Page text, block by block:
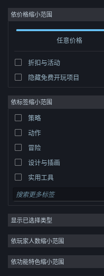
登录
关于
客服
依价格缩小范围
任意价格
折扣与活动
隐藏免费开玩项目
依标签缩小范围
策略
动作
冒险
设计与插画
实用工具
免费开玩
角色扮演
大型多人在线
独立
休闲
显示已选择类型
依玩家人数缩小范围
依功能特色缩小范围
开发者: Recreate Games
排序依据 相关性
2 个匹配的搜索结果。